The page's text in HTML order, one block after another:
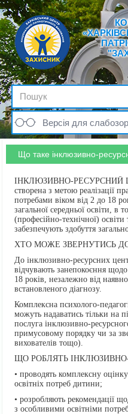
Версія для
Що таке інклюзивно-
ІНКЛЮЗИВНО-РЕСУРСНИЙ
створена з метою реалізації
потребами віком від 2 до 18
загальної середньої освіти, в
(професійно-технічної)
забезпечують здобуття
ХТО МОЖЕ ЗВЕРНУТИСЬ
До інклюзивно-ресурсних
відчувають занепокоєння
18 років, незалежно від
встановленого діагнозу.
Комплексна психолого-
можуть надаватись тільки на
послуга інклюзивно-
примусовому порядку чи за
вихователів тощо).
ЩО РОБЛЯТЬ
• проводять комплексну
освітніх потреб дитини;
• розробляють рекомендації
з особливими освітніми